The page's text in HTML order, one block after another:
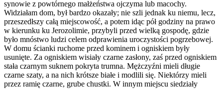
synowie z powtórnego małżeństwa ojczyma lub macochy.
Widziałam dom, był bardzo okazały; nie szli jednak ku niemu, lecz,
przeszedłszy całą miejscowość, a potem idąc pół godziny na prawo
w kierunku ku Jerozolimie, przybyli przed wielką gospodę, gdzie
było mnóstwo ludzi celem odprawienia uroczystości pogrzebowej.
W domu ścianki ruchome przed kominem i ogniskiem były
usunięte. Za ogniskiem wisiały czarne zasłony, zaś przed ogniskiem
stała czarnym suknem pokryta trumna. Mężczyźni mieli długie
czarne szaty, a na nich krótsze białe i modlili się. Niektórzy mieli
przez ramię czarne, grube chustki. W innym miejscu siedziały